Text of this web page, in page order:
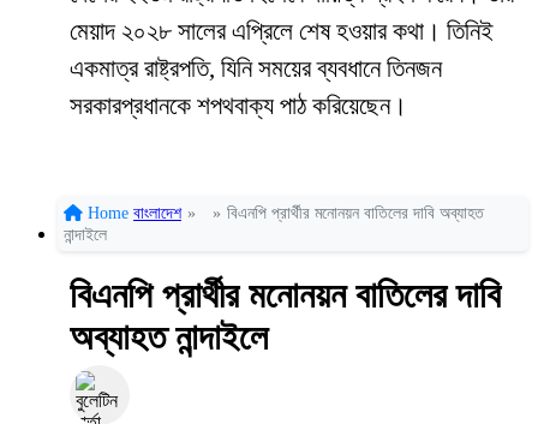
মেয়াদ ২০২৮ সালের এপ্রিলে শেষ হওয়ার কথা। তিনিই
একমাত্র রাষ্ট্রপতি, যিনি সময়ের ব্যবধানে তিনজন
সরকারপ্রধানকে শপথবাক্য পাঠ করিয়েছেন।
Home বাংলাদেশ » » বিএনপি প্রার্থীর মনোনয়ন বাতিলের দাবি অব্যাহত
নান্দাইলে
বিএনপি প্রার্থীর মনোনয়ন বাতিলের দাবি
অব্যাহত নান্দাইলে